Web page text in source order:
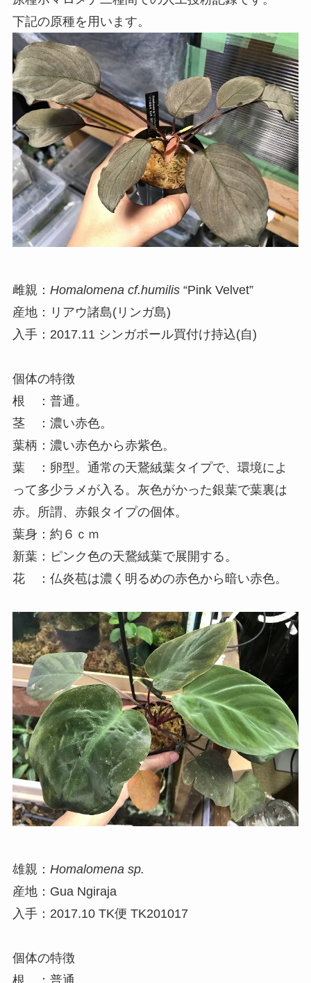
下記の原種を用います。
雌親： Homalomena cf.humilis“Pink Velvet”
産地：リアウ諸島(リンガ島)
入手：2017.11 シンガポール買付け持込(自)
個体の特徴
根 ：普通。
茎 ：濃い赤色。
葉柄：濃い赤色から赤紫色。
葉 ：卵型。通常の天鵞絨葉タイプで、環境によ
って多少ラメが入る。灰色がかった銀葉で葉裏は
赤。所謂、赤銀タイプの個体。
葉身：約６ｃｍ
新葉：ピンク色の天鵞絨葉で展開する。
花 ：仏炎苞は濃く明るめの赤色から暗い赤色。
雄親： Homalomena sp.
産地：Gua Ngiraja
入手：2017.10 TK便 TK201017
個体の特徴
根 ：普通。